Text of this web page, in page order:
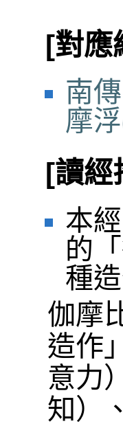
[對應
南
摩
[讀經
本
的
種
伽摩
造作
意力
知）